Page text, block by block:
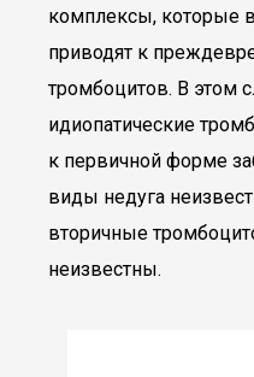
комплексы, которые
приводят к
тромбоцитов. В этом
идиопатические
к первичной форме
виды недуга
вторичные
неизвестны.